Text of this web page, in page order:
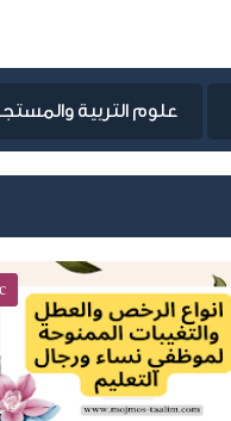
علوم التربية
educ